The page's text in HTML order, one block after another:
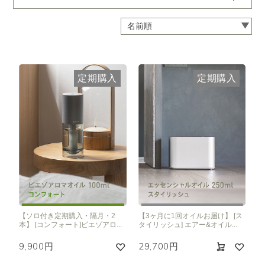
容量・用途で絞り込む ※一つお選びください
定期 業務用オイル250ml
定期 業務用オイル450ml
頻度で絞り込む ※一つお選びください
毎月お届け 隔月お届け
クリア
定期購入
【ソロ付き定期購入・隔月・2
本】 [コンフォート]ピエゾアロ...
9,900円
定期購入
【3ヶ月に1回オイルお届け】 [ス
タイリッシュ] エアー&オイル...
29,700円